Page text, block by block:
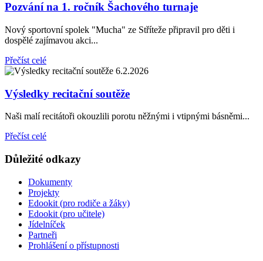
Pozvání na 1. ročník Šachového turnaje
Nový sportovní spolek "Mucha" ze Stříteže připravil pro děti i
dospělé zajímavou akci...
Přečíst celé
6.2.2026
Výsledky recitační soutěže
Naši malí recitátoři okouzlili porotu něžnými i vtipnými básněmi...
Přečíst celé
Důležité odkazy
Dokumenty
Projekty
Edookit (pro rodiče a žáky)
Edookit (pro učitele)
Jídelníček
Partneři
Prohlášení o přístupnosti